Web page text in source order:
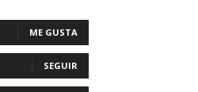
ME GUSTA
SEGUIR